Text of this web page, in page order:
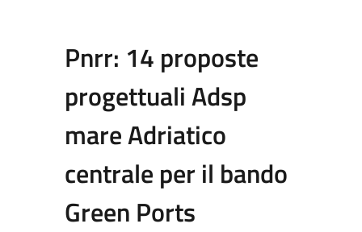
Pnrr: 14 proposte
progettuali Adsp
mare Adriatico
centrale per il bando
Green Ports